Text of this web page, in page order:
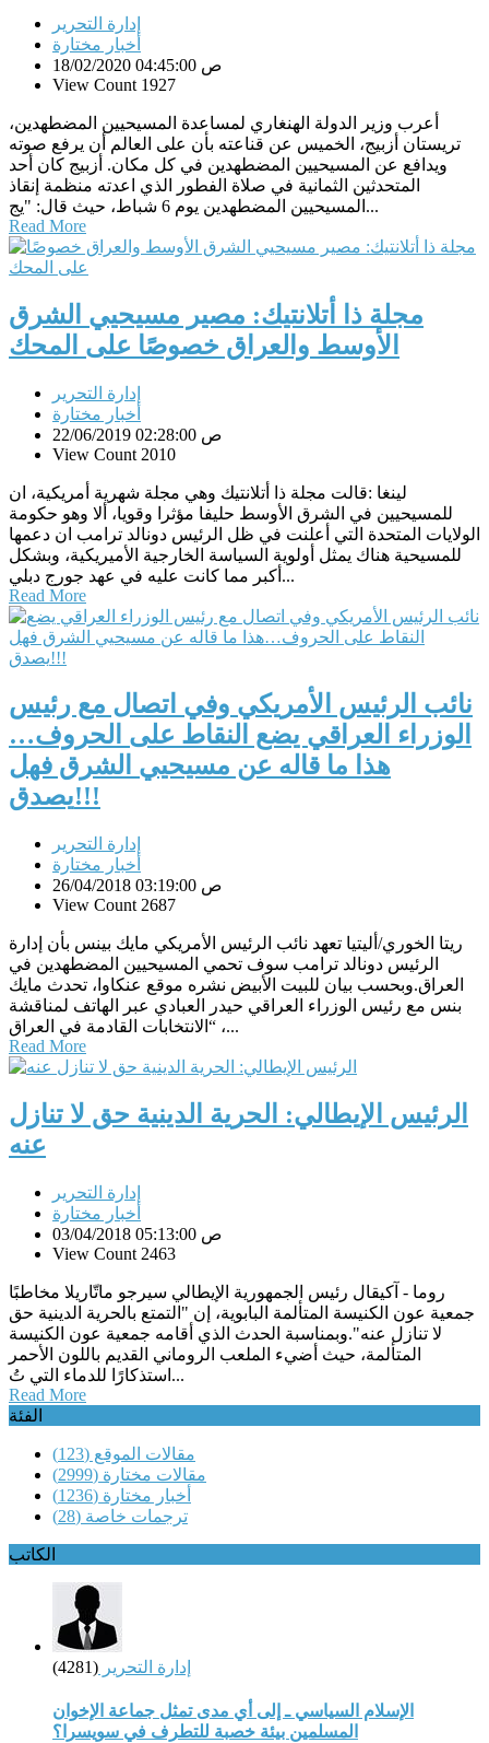
إدارة التحرير
أخبار مختارة
18/02/2020 04:45:00 ص
View Count 1927
أعرب وزير الدولة الهنغاري لمساعدة المسيحيين المضطهدين،
تريستان أزبيج، الخميس عن قناعته بأن على العالم أن يرفع صوته
ويدافع عن المسيحيين المضطهدين في كل مكان. أزبيج كان أحد
المتحدثين الثمانية في صلاة الفطور الذي اعدته منظمة إنقاذ
المسيحيين المضطهدين يوم 6 شباط، حيث قال: "يج...
Read More
مجلة ذا أتلانتيك: مصير مسيحيي الشرق
الأوسط والعراق خصوصًا على المحك
إدارة التحرير
أخبار مختارة
22/06/2019 02:28:00 ص
View Count 2010
لينغا :قالت مجلة ذا أتلانتيك وهي مجلة شهرية أمريكية، ان
للمسيحيين في الشرق الأوسط حليفا مؤثرا وقويا، ألا وهو حكومة
الولايات المتحدة التي أعلنت في ظل الرئيس دونالد ترامب ان دعمها
للمسيحية هناك يمثل أولوية السياسة الخارجية الأميريكية، وبشكل
أكبر مما كانت عليه في عهد جورج دبلي...
Read More
نائب الرئيس الأمريكي وفي اتصال مع رئيس
الوزراء العراقي يضع النقاط على الحروف…
هذا ما قاله عن مسيحيي الشرق فهل
يصدق!!!
إدارة التحرير
أخبار مختارة
26/04/2018 03:19:00 ص
View Count 2687
ريتا الخوري/أليتيا تعهد نائب الرئيس الأمريكي مايك بينس بأن إدارة
الرئيس دونالد ترامب سوف تحمي المسيحيين المضطهدين في
العراق.وبحسب بيان للبيت الأبيض نشره موقع عنكاوا، تحدث مايك
بنس مع رئيس الوزراء العراقي حيدر العبادي عبر الهاتف لمناقشة
“الانتخابات القادمة في العراق ،...
Read More
الرئيس الإيطالي: الحرية الدينية حق لا تنازل
عنه
إدارة التحرير
أخبار مختارة
03/04/2018 05:13:00 ص
View Count 2463
روما - آكيقال رئيس الجمهورية الإيطالي سيرجو ماتّاريلا مخاطبًا
جمعية عون الكنيسة المتألمة البابوية، إن "التمتع بالحرية الدينية حق
لا تنازل عنه".وبمناسبة الحدث الذي أقامه جمعية عون الكنيسة
المتألمة، حيث أضيء الملعب الروماني القديم باللون الأحمر
استذكارًا للدماء التي تُ...
Read More
الفئة
مقالات الموقع (123)
مقالات مختارة (2999)
أخبار مختارة (1236)
ترجمات خاصة (28)
الكاتب
إدارة التحرير (4281)
الإسلام السياسي ـ إلى أي مدى تمثل جماعة الإخوان
المسلمين بيئة خصبة للتطرف في سويسرا؟